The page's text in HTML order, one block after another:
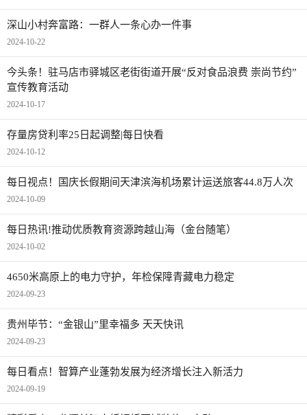
深山小村奔富路：一群人一条心办一件事
2024-10-22
今头条！驻马店市驿城区老街街道开展“反对食品浪费 崇尚节约”
宣传教育活动
2024-10-17
存量房贷利率25日起调整|每日快看
2024-10-12
每日视点！国庆长假期间天津滨海机场累计运送旅客44.8万人次
2024-10-09
每日热讯!推动优质教育资源跨越山海（金台随笔）
2024-10-02
4650米高原上的电力守护，年检保障青藏电力稳定
2024-09-23
贵州毕节：“金银山”里幸福多 天天快讯
2024-09-23
每日看点！智算产业蓬勃发展为经济增长注入新活力
2024-09-19